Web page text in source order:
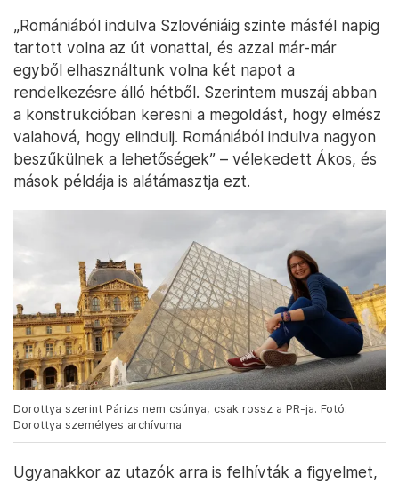
„Romániából indulva Szlovéniáig szinte másfél napig
tartott volna az út vonattal, és azzal már-már
egyből elhasználtunk volna két napot a
rendelkezésre álló hétből. Szerintem muszáj abban
a konstrukcióban keresni a megoldást, hogy elmész
valahová, hogy elindulj. Romániából indulva nagyon
beszűkülnek a lehetőségek” – vélekedett Ákos, és
mások példája is alátámasztja ezt.
Dorottya szerint Párizs nem csúnya, csak rossz a PR-ja. Fotó:
Dorottya személyes archívuma
Ugyanakkor az utazók arra is felhívták a figyelmet,